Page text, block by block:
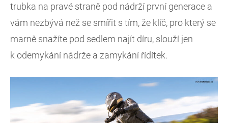
trubka na pravé straně pod nádrží první generace a
vám nezbývá než se smířit s tím, že klíč, pro který se
marně snažíte pod sedlem najít díru, slouží jen
k odemykání nádrže a zamykání řídítek.